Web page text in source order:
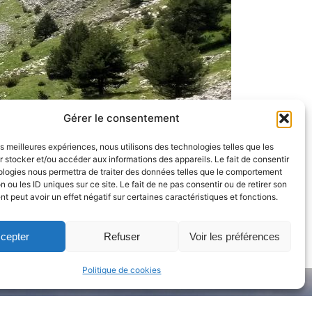
Gérer le consentement
meilleures expériences, nous utilisons des technologies telles que les
stocker et/ou accéder aux informations des appareils. Le fait de consentir
nous permettra de traiter des données telles que le comportement
ou les ID uniques sur ce site. Le fait de ne pas consentir ou de retirer son
peut avoir un effet négatif sur certaines caractéristiques et fonctions.
Refuser Voir les préférences
Politique de cookies
octobre 28, 2025
Découverte du Dévoluy
octobre 29, 2025
Treks dans les fjords de
l’Ouest
octobre 29, 2025
Categories
ALPES
ETÉ
HIVER
LAPONIE